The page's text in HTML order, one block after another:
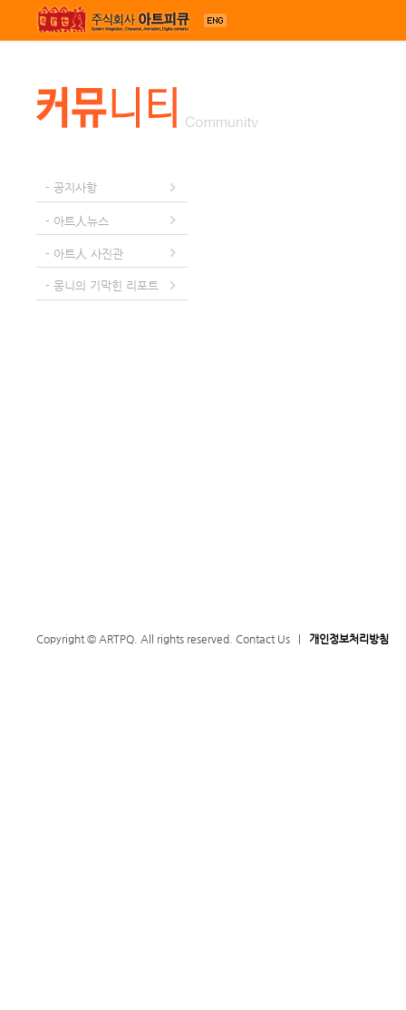
- 공지사항
- 아트人뉴스
- 아트人 사진관
- 몽니의 기막힌 리포트
Copyright © ARTPQ. All rights reserved. Contact Us 개인정보처리방침